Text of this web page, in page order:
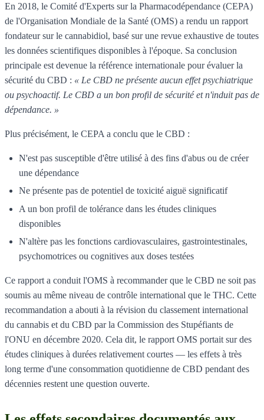
En 2018, le Comité d'Experts sur la Pharmacodépendance (CEPA)
de l'Organisation Mondiale de la Santé (OMS) a rendu un rapport
fondateur sur le cannabidiol, basé sur une revue exhaustive de toutes
les données scientifiques disponibles à l'époque. Sa conclusion
principale est devenue la référence internationale pour évaluer la
sécurité du CBD : « Le CBD ne présente aucun effet psychiatrique
ou psychoactif. Le CBD a un bon profil de sécurité et n'induit pas de
dépendance. »
Plus précisément, le CEPA a conclu que le CBD :
N'est pas susceptible d'être utilisé à des fins d'abus ou de créer
une dépendance
Ne présente pas de potentiel de toxicité aiguë significatif
A un bon profil de tolérance dans les études cliniques
disponibles
N'altère pas les fonctions cardiovasculaires, gastrointestinales,
psychomotrices ou cognitives aux doses testées
Ce rapport a conduit l'OMS à recommander que le CBD ne soit pas
soumis au même niveau de contrôle international que le THC. Cette
recommandation a abouti à la révision du classement international
du cannabis et du CBD par la Commission des Stupéfiants de
l'ONU en décembre 2020. Cela dit, le rapport OMS portait sur des
études cliniques à durées relativement courtes — les effets à très
long terme d'une consommation quotidienne de CBD pendant des
décennies restent une question ouverte.